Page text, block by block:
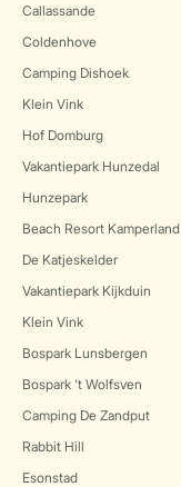
Callassande
Coldenhove
Camping Dishoek
Klein Vink
Hof Domburg
Vakantiepark Hunzedal
Hunzepark
Beach Resort Kamperland
De Katjeskelder
Vakantiepark Kijkduin
Klein Vink
Bospark Lunsbergen
Bospark 't Wolfsven
Camping De Zandput
Rabbit Hill
Esonstad